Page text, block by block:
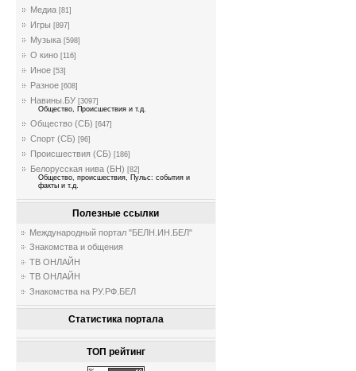
Медиа [81]
Игры [897]
Музыка [598]
О кино [116]
Иное [53]
Разное [608]
Навины.БУ [3097]
Общество, Происшествия и т.д.
Общество (СБ) [647]
Спорт (СБ) [96]
Происшествия (СБ) [186]
Белорусская нива (БН) [82]
Общество, происшествия, Пульс: события и
факты и т.д.
Полезные ссылки
Международный портал "БЕЛН.ИН.БЕЛ"
Знакомства и общения
ТВ ОНЛАЙН
ТВ ОНЛАЙН
Знакомства на РУ.РФ.БЕЛ
Статистика портала
ТОП рейтинг